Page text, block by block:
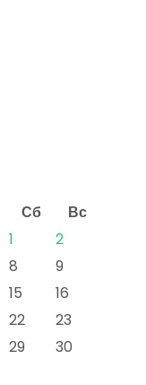
Сб
Вс
1
2
8
9
15
16
22
23
29
30